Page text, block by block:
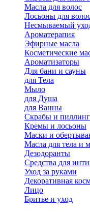
Масла для волос
Лосьоны для
Несмываемый
Ароматерапия
Эфирные масла
Косметические
Ароматизаторы
Для бани и сауны
для Тела
Мыло
для Душа
для Ванны
Скрабы и
Кремы и лосьоны
Маски и
Масла для тела и
Дезодоранты
Средства для
Уход за руками
Декоративная
Лицо
Бритье и уход